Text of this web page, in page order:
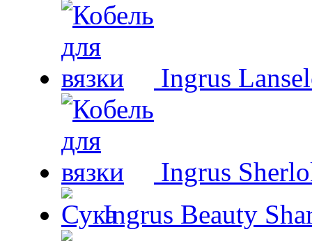
Ingrus
Ingrus
Ingrus Beauty